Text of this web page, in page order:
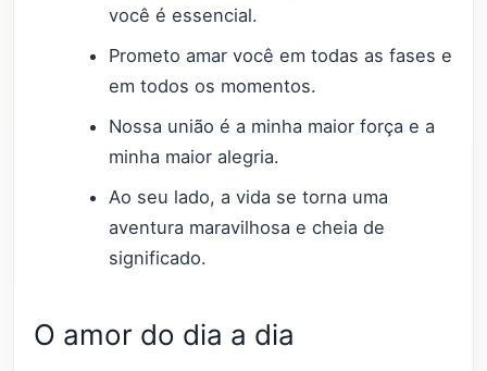
você é essencial.
Prometo amar você em todas as fases e
em todos os momentos.
Nossa união é a minha maior força e a
minha maior alegria.
Ao seu lado, a vida se torna uma
aventura maravilhosa e cheia de
significado.
O amor do dia a dia